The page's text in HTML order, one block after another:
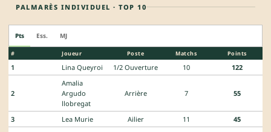
PALMARÈS INDIVIDUEL · TOP 10
Pts Ess. MJ
# Joueur Poste Matchs Points
1 Lina Queyroi 1/2 Ouverture 10 122
2
Amalia
Argudo
llobregat
Arrière 7 55
3 Lea Murie Ailier 11
45